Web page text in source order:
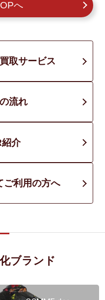
へ
取サービス
流れ
介
ご利用の方へ
ブランド